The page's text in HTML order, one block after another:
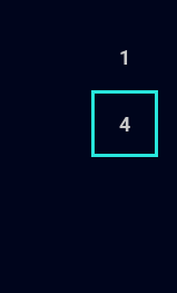
1
4